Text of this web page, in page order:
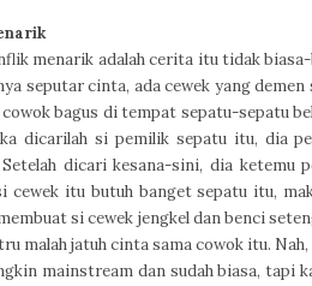
menarik adalah cerita itu tidak
seputar cinta, ada cewek yang
bagus di tempat sepatu-sepatu
dicarilah si pemilik sepatu itu, dia
dicari kesana-sini, dia ketemu
cewek itu butuh banget sepatu itu,
si cewek jengkel dan benci
malah jatuh cinta sama cowok itu.
mainstream dan sudah biasa, tapi